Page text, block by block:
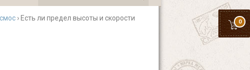
0
› Есть ли предел высоты и скорости